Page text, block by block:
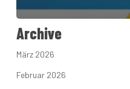
Archive
März 2026
Februar 2026